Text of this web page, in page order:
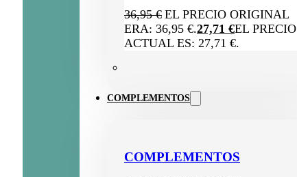
36,95€ EL PRECIO ORIGINAL
ERA: 36,95 €.27,71 €EL PRECIO
ACTUAL ES: 27,71 €.
COMPLEMENTOS
COMPLEMENTOS